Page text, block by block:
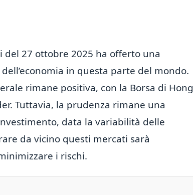
27 ottobre 2025 ha offerto una
in questa parte del mondo.
rimane positiva, con la Borsa di Hong
Tuttavia, la prudenza rimane una
data la variabilità delle
da vicino questi mercati sarà
i rischi.